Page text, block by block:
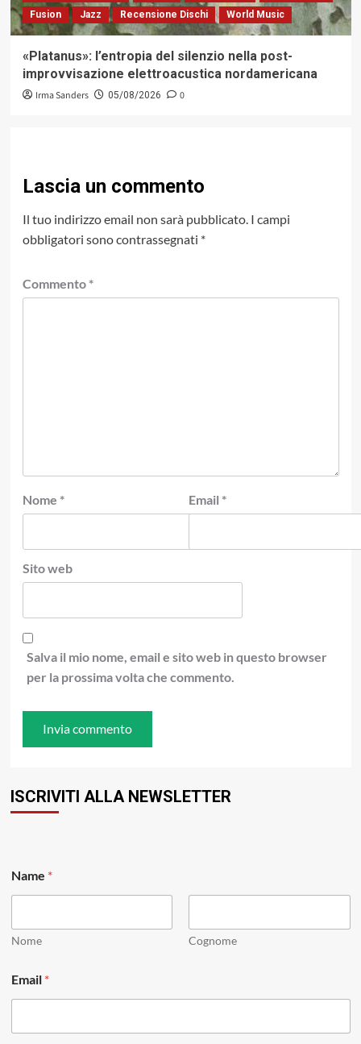
Fusion
Jazz Recensione Dischi World Music
«Platanus»: l’entropia del silenzio nella post-
improvvisazione elettroacustica nordamericana
Irma Sanders 05/08/2026 0
Lascia un commento
Il tuo indirizzo email non sarà pubblicato. I campi
obbligatori sono contrassegnati *
Commento *
Nome * Email *
Sito web
Salva il mio nome, email e sito web in questo browser
per la prossima volta che commento.
ISCRIVITI ALLA NEWSLETTER
Name *
Nome Cognome
a
m
Email *